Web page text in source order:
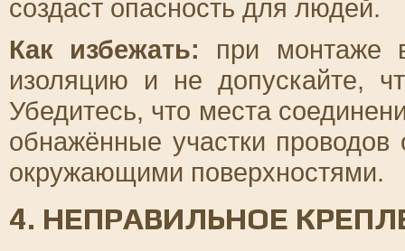
создаст опасность для людей.
Как избежать: при монтаже
изоляцию и не допускайте,
Убедитесь, что места
обнажённые участки
окружающими поверхностями.
4. НЕПРАВИЛЬНОЕ